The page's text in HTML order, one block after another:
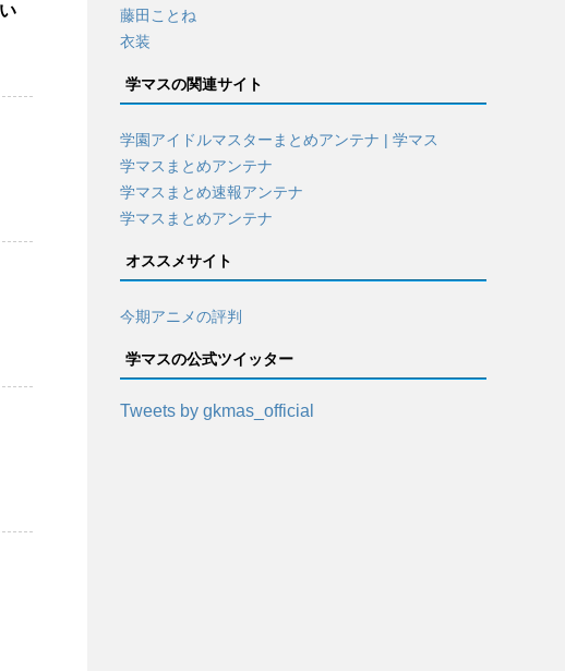
藤田ことね
衣装
学マスの関連サイト
学園アイドルマスターまとめアンテナ | 学マス
学マスまとめアンテナ
学マスまとめ速報アンテナ
学マスまとめアンテナ
オススメサイト
今期アニメの評判
学マスの公式ツイッター
Tweets by gkmas_official